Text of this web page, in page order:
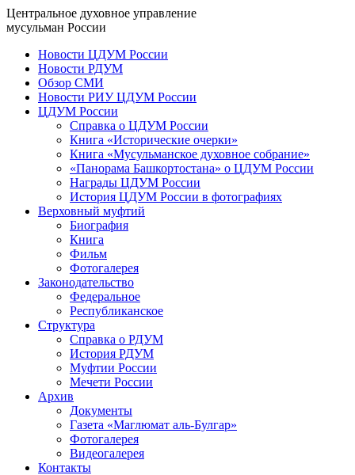
Центральное духовное управление
мусульман России
Новости ЦДУМ России
Новости РДУМ
Обзор СМИ
Новости РИУ ЦДУМ России
ЦДУМ России
Справка о ЦДУМ России
Книга «Исторические очерки»
Книга «Мусульманское духовное собрание»
«Панорама Башкортостана» о ЦДУМ России
Награды ЦДУМ России
История ЦДУМ России в фотографиях
Верховный муфтий
Биография
Книга
Фильм
Фотогалерея
Законодательство
Федеральное
Республиканское
Структура
Справка о РДУМ
История РДУМ
Муфтии России
Мечети России
Архив
Документы
Газета «Маглюмат аль-Булгар»
Фотогалерея
Видеогалерея
Контакты